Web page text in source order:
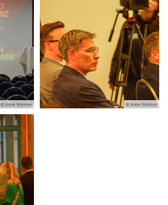
© Anne Weimer © Anne Weimer